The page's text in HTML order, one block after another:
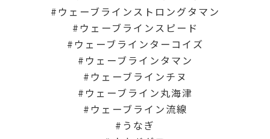
ウェーブラインストロングタマン
ウェーブラインスピード
ウェーブラインターコイズ
ウェーブラインタマン
ウェーブラインチヌ
ウェーブライン丸海津
ウェーブライン流線
うなぎ